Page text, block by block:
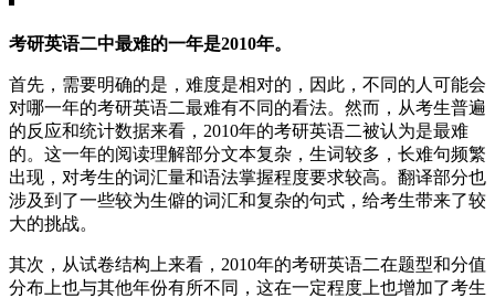
考研英语二中最难的一年是2010年。
首先，需要明确的是，难度是相对的，因此，不同的人可能会
对哪一年的考研英语二最难有不同的看法。然而，从考生普遍
的反应和统计数据来看，2010年的考研英语二被认为是最难
的。这一年的阅读理解部分文本复杂，生词较多，长难句频繁
出现，对考生的词汇量和语法掌握程度要求较高。翻译部分也
涉及到了一些较为生僻的词汇和复杂的句式，给考生带来了较
大的挑战。
其次，从试卷结构上来看，2010年的考研英语二在题型和分值
分布上也与其他年份有所不同，这在一定程度上也增加了考生